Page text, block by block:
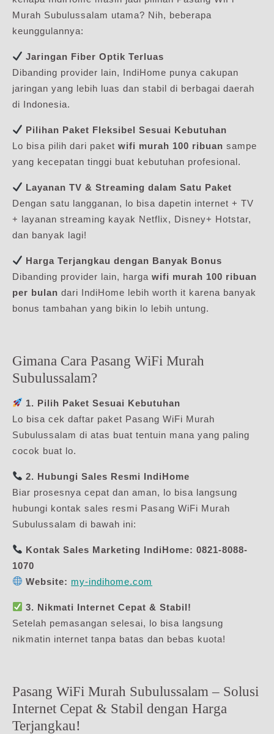
Murah Subulussalam utama? Nih, beberapa
keunggulannya:
Jaringan Fiber Optik Terluas
Dibanding provider lain, IndiHome punya cakupan
jaringan yang lebih luas dan stabil di berbagai daerah
di Indonesia.
Pilihan Paket Fleksibel Sesuai Kebutuhan
Lo bisa pilih dari paket wifi murah 100 ribuan sampe
yang kecepatan tinggi buat kebutuhan profesional.
Layanan TV & Streaming dalam Satu Paket
Dengan satu langganan, lo bisa dapetin internet + TV
+ layanan streaming kayak Netflix, Disney+ Hotstar,
dan banyak lagi!
Harga Terjangkau dengan Banyak Bonus
Dibanding provider lain, harga wifi murah 100 ribuan
per bulan dari IndiHome lebih worth it karena banyak
bonus tambahan yang bikin lo lebih untung.
Gimana Cara Pasang WiFi Murah
Subulussalam?
1. Pilih Paket Sesuai Kebutuhan
Lo bisa cek daftar paket Pasang WiFi Murah
Subulussalam di atas buat tentuin mana yang paling
cocok buat lo.
2. Hubungi Sales Resmi IndiHome
Biar prosesnya cepat dan aman, lo bisa langsung
hubungi kontak sales resmi Pasang WiFi Murah
Subulussalam di bawah ini:
Kontak Sales Marketing IndiHome: 0821-8088-
1070
Website: my-indihome.com
3. Nikmati Internet Cepat & Stabil!
Setelah pemasangan selesai, lo bisa langsung
nikmatin internet tanpa batas dan bebas kuota!
Pasang WiFi Murah Subulussalam – Solusi
Internet Cepat & Stabil dengan Harga
Terjangkau!